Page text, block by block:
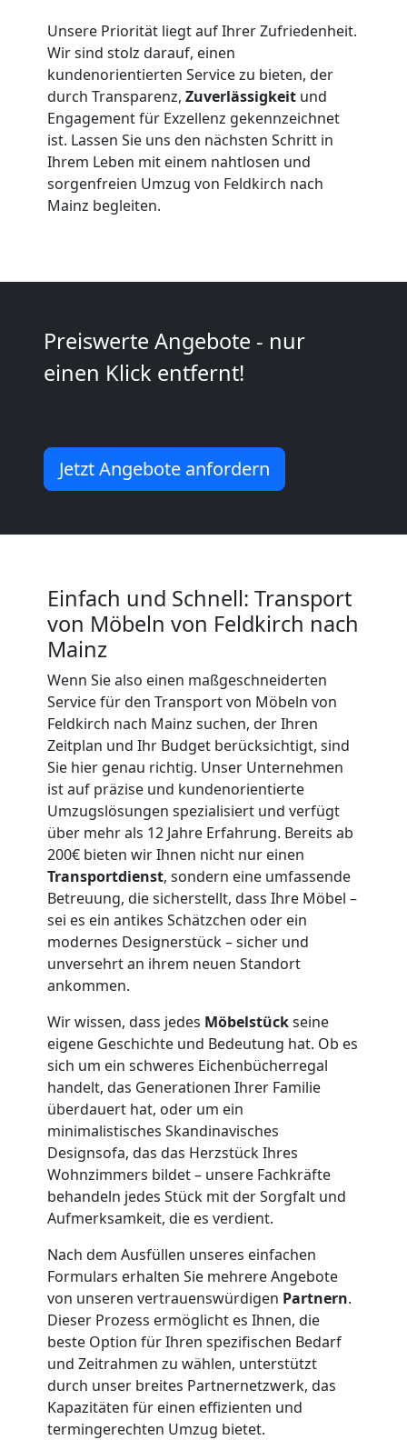
Unsere Priorität liegt auf Ihrer Zufriedenheit.
Wir sind stolz darauf, einen
kundenorientierten Service zu bieten, der
durch Transparenz, Zuverlässigkeit und
Engagement für Exzellenz gekennzeichnet
ist. Lassen Sie uns den nächsten Schritt in
Ihrem Leben mit einem nahtlosen und
sorgenfreien Umzug von Feldkirch nach
Mainz begleiten.
Preiswerte Angebote - nur
einen Klick entfernt!
Jetzt Angebote anfordern
Einfach und Schnell: Transport
von Möbeln von Feldkirch nach
Mainz
Wenn Sie also einen maßgeschneiderten
Service für den Transport von Möbeln von
Feldkirch nach Mainz suchen, der Ihren
Zeitplan und Ihr Budget berücksichtigt, sind
Sie hier genau richtig. Unser Unternehmen
ist auf präzise und kundenorientierte
Umzugslösungen spezialisiert und verfügt
über mehr als 12 Jahre Erfahrung. Bereits ab
200€ bieten wir Ihnen nicht nur einen
Transportdienst, sondern eine umfassende
Betreuung, die sicherstellt, dass Ihre Möbel –
sei es ein antikes Schätzchen oder ein
modernes Designerstück – sicher und
unversehrt an ihrem neuen Standort
ankommen.
Wir wissen, dass jedes Möbelstückseine
eigene Geschichte und Bedeutung hat. Ob es
sich um ein schweres Eichenbücherregal
handelt, das Generationen Ihrer Familie
überdauert hat, oder um ein
minimalistisches Skandinavisches
Designsofa, das das Herzstück Ihres
Wohnzimmers bildet – unsere Fachkräfte
behandeln jedes Stück mit der Sorgfalt und
Aufmerksamkeit, die es verdient.
Nach dem Ausfüllen unseres einfachen
Formulars erhalten Sie mehrere Angebote
von unseren vertrauenswürdigen Partnern.
Dieser Prozess ermöglicht es Ihnen, die
beste Option für Ihren spezifischen Bedarf
und Zeitrahmen zu wählen, unterstützt
durch unser breites Partnernetzwerk, das
Kapazitäten für einen effizienten und
termingerechten Umzug bietet.
Beiladung
Feldkirch
Mini
Feldkirch
Umzug
Mann
LKW
Feldkirch
Kunsttransport
Feldkirch
Umzug
Feldkirch
Mann
LKW
Möbellift
Feldkirch
Übersiedlung
Feldkirch
Klaviertransport
Feldkirch
Privatumzug